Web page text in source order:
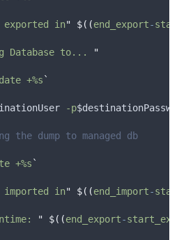
exported in" $((end_export-
Database to... "
date +%s `
-p
the dump to managed db
+%s `
imported in" $((end_import-
" $((end_export-